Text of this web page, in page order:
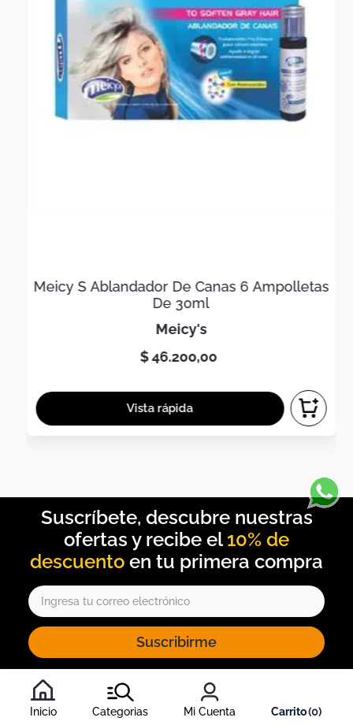
Inicio Categorias Mi Cuenta 0
Meicy S Ablandador De Canas 6 Ampolletas
De 30ml
meicy's
$46.200,00
10% de
descuento
Suscribirme
Al inscribirte al newsletter, aceptas nuestros
condiciones
, y nuestrapolítica de tratamiento de información